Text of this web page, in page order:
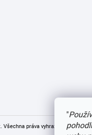
"
. Všechna práva vyhrazena.Upravit